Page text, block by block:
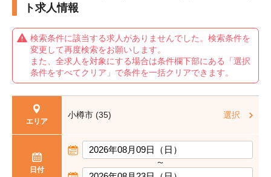
ト求人情報
検索条件に該当する求人がありませんでした。検索条件を
変更して再度検索をお願いします。
また、全求人を対象にする場合は条件欄下部にある「選択
条件をすべてクリア」で条件を一括クリアできます。
エリア
小樽市 (35) 選択
日付
〜